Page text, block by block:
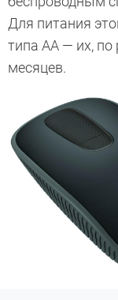
Для питания
типа АА — их, по
месяцев.